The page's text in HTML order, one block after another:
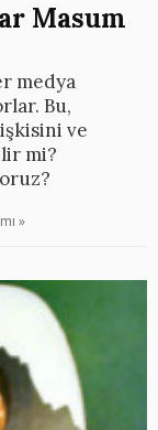
Masum
medya
Bu,
ve
mi?
»